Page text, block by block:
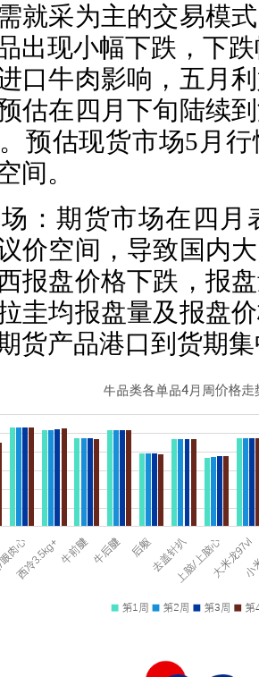
就采为主的交易模
出现小幅下跌，下
口牛肉影响，五月
估在四月下旬陆续
预估现货市场5月
间。
期货市场在四月
价空间，导致国内
报盘价格下跌，报
圭均报盘量及报盘
货产品港口到货期